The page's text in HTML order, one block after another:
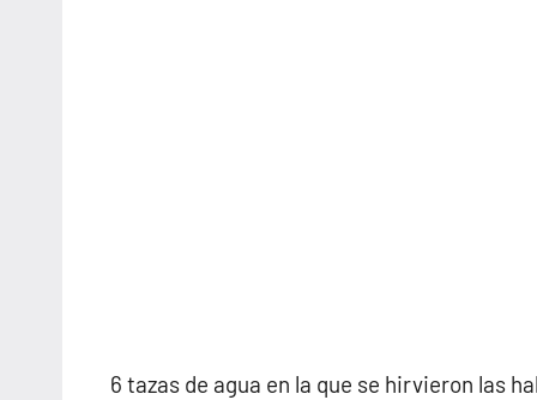
6 tazas de agua en la que se hirvieron las